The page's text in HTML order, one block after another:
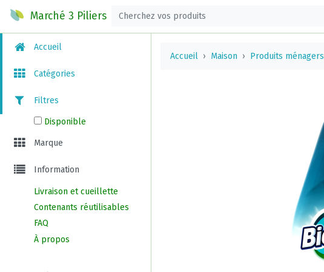
Marché 3 Piliers
Accueil
Catégories
Filtres
Disponible
Marque
Information
Livraison et cueillette
Contenants réutilisables
FAQ
À propos
Accueil Maison Produits ménagers